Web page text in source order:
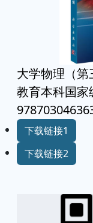
大学物理（第
教育本科国
下载链接1
下载链接2